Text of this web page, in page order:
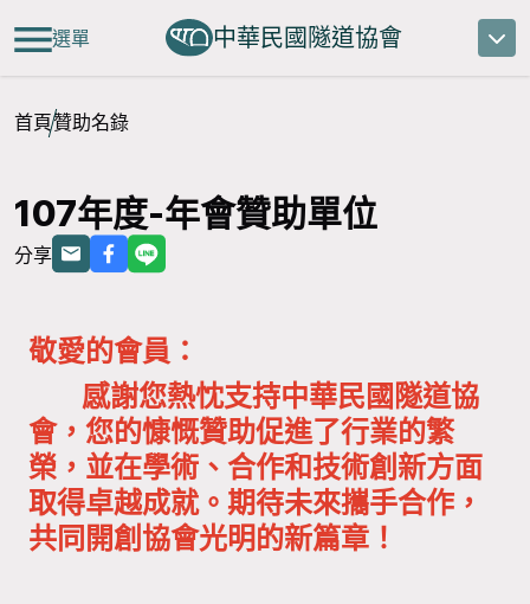
選單 中華民國隧道協會
首頁贊助名錄
107年度-年會贊助單位
分享
敬愛的會員：
感謝您熱忱支持中華民國隧道協
會，您的慷慨贊助促進了行業的繁
榮，並在學術、合作和技術創新方面
取得卓越成就。期待未來攜手合作，
共同開創協會光明的新篇章！